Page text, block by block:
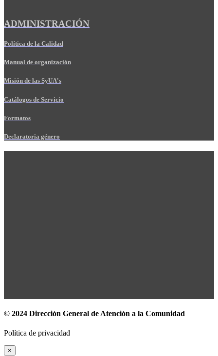
ADMINISTRACIÓN
Política de la Calidad
Manual de organización
Misión de las SyUA's
Catálogos de Servicio
Formatos
Declaratoria género
© 2024 Dirección General de Atención a la Comunidad
Política de privacidad
×